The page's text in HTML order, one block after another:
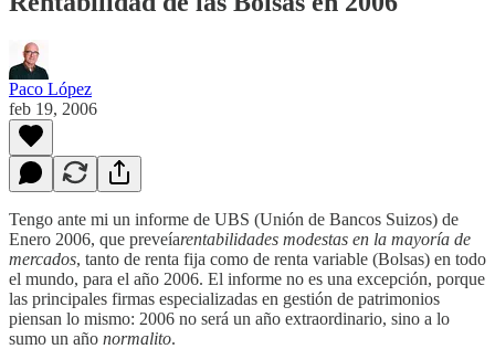
Paco López
feb 19, 2006
Tengo ante mi un informe de UBS (Unión de Bancos Suizos) de
Enero 2006, que preveíarentabilidades modestas en la mayoría de
mercados, tanto de renta fija como de renta variable (Bolsas) en todo
el mundo, para el año 2006. El informe no es una excepción, porque
las principales firmas especializadas en gestión de patrimonios
piensan lo mismo: 2006 no será un año extraordinario, sino a lo
sumo un año normalito.